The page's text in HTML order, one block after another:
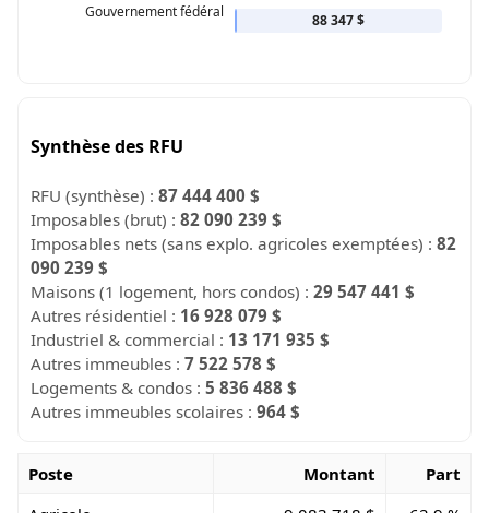
Gouvernement fédéral
88 347 $
Synthèse des RFU
RFU (synthèse) :87 444 400 $
Imposables (brut) :82 090 239 $
Imposables nets (sans explo. agricoles exemptées) :82
090 239 $
Maisons (1 logement, hors condos) :29 547 441 $
Autres résidentiel : 16 928 079 $
Industriel & commercial : 13 171 935 $
Autres immeubles :7 522 578 $
Logements & condos :5 836 488 $
Autres immeubles scolaires :964 $
Poste Montant
Part